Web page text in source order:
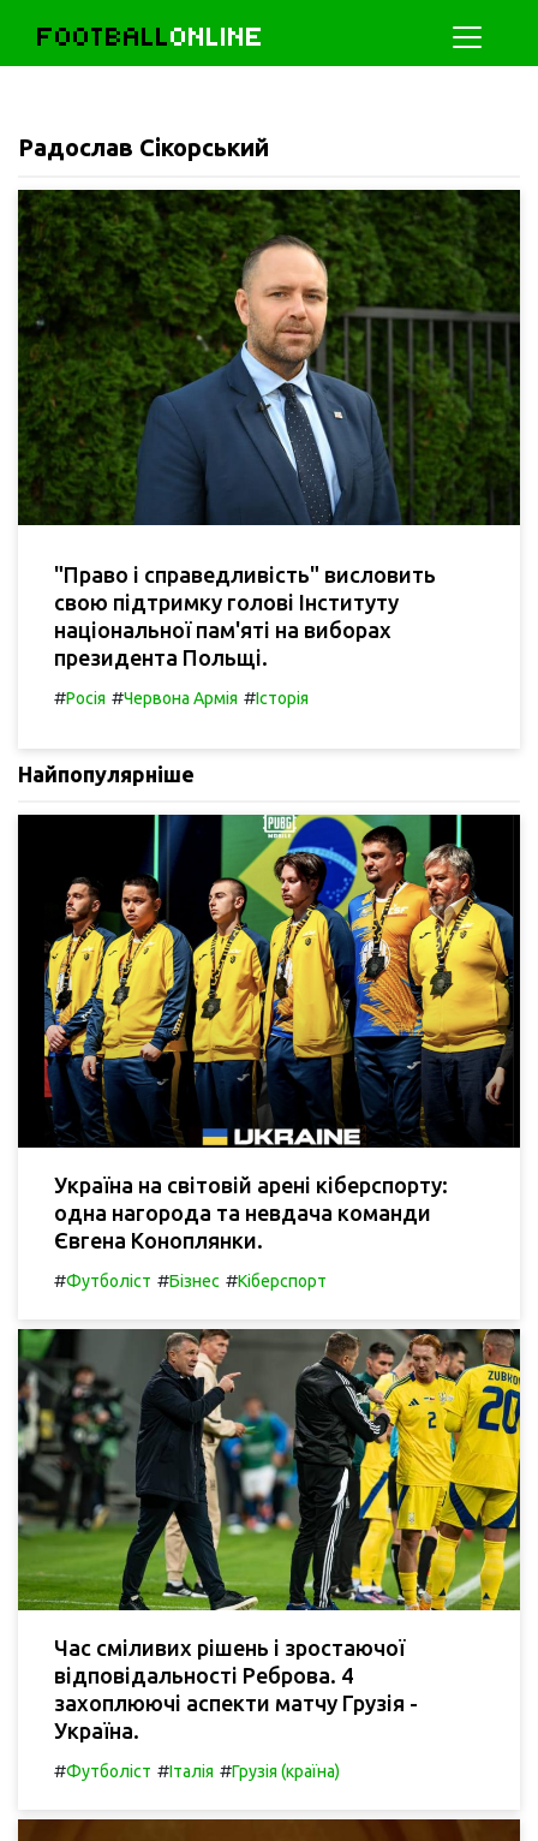
FOOTBALLONLINE
Радослав Сікорський
"Право і справедливість" висловить
свою підтримку голові Інституту
національної пам'яті на виборах
президента Польщі.
#Росія #Червона Армія #Історія
Найпопулярніше
Україна на світовій арені кіберспорту:
одна нагорода та невдача команди
Євгена Коноплянки.
#Футболіст #Бізнес #Кіберспорт
Час сміливих рішень і зростаючої
відповідальності Реброва. 4
захоплюючі аспекти матчу Грузія -
Україна.
#Футболіст #Італія #Грузія (країна)